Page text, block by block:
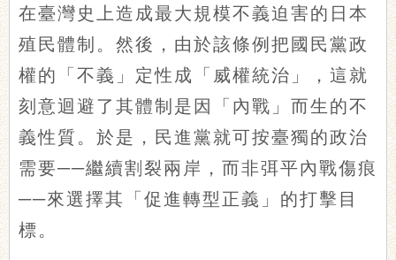
在臺灣史上造成最大規模不義迫害的日本
殖民體制。然後，由於該條例把國民黨政
權的「不義」定性成「威權統治」，這就
刻意迴避了其體制是因「內戰」而生的不
義性質。於是，民進黨就可按臺獨的政治
需要──繼續割裂兩岸，而非弭平內戰傷痕
──來選擇其「促進轉型正義」的打擊目
標。